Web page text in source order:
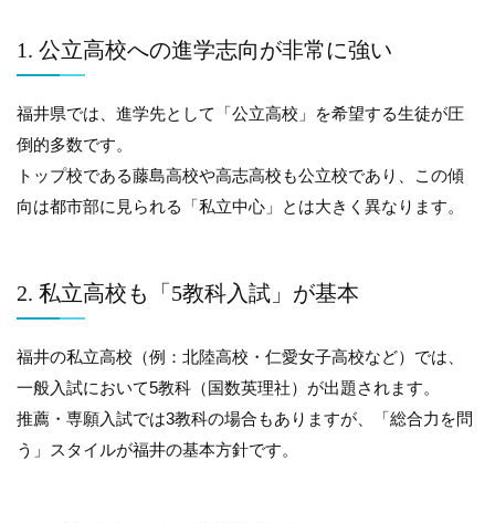
1. 公立高校への進学志向が非常に強い
福井県では、進学先として「公立高校」を希望する生徒が圧
倒的多数です。
トップ校である藤島高校や高志高校も公立校であり、この傾
向は都市部に見られる「私立中心」とは大きく異なります。
2. 私立高校も「5教科入試」が基本
福井の私立高校（例：北陸高校・仁愛女子高校など）では、
一般入試において5教科（国数英理社）が出題されます。
推薦・専願入試では3教科の場合もありますが、「総合力を問
う」スタイルが福井の基本方針です。